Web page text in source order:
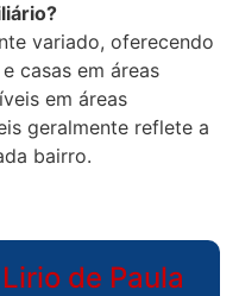
variado, oferecendo
casas em áreas
em áreas
geralmente reflete a
bairro.
Lirio de Paula